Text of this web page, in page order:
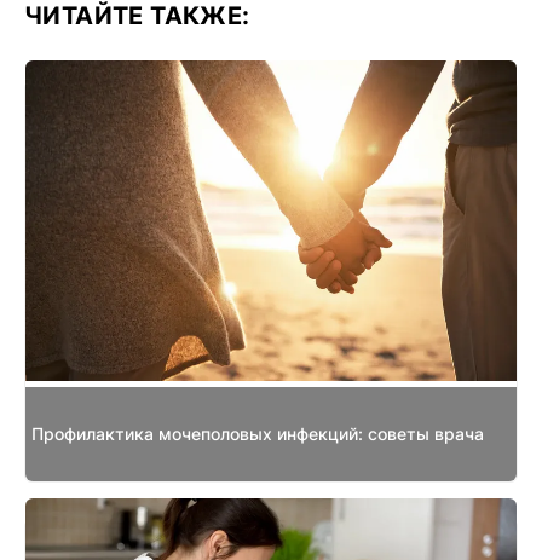
ЧИТАЙТЕ ТАКЖЕ:
Профилактика мочеполовых инфекций: советы врача